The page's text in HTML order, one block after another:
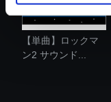
【単曲】ロックマ
ン2 サウンド...